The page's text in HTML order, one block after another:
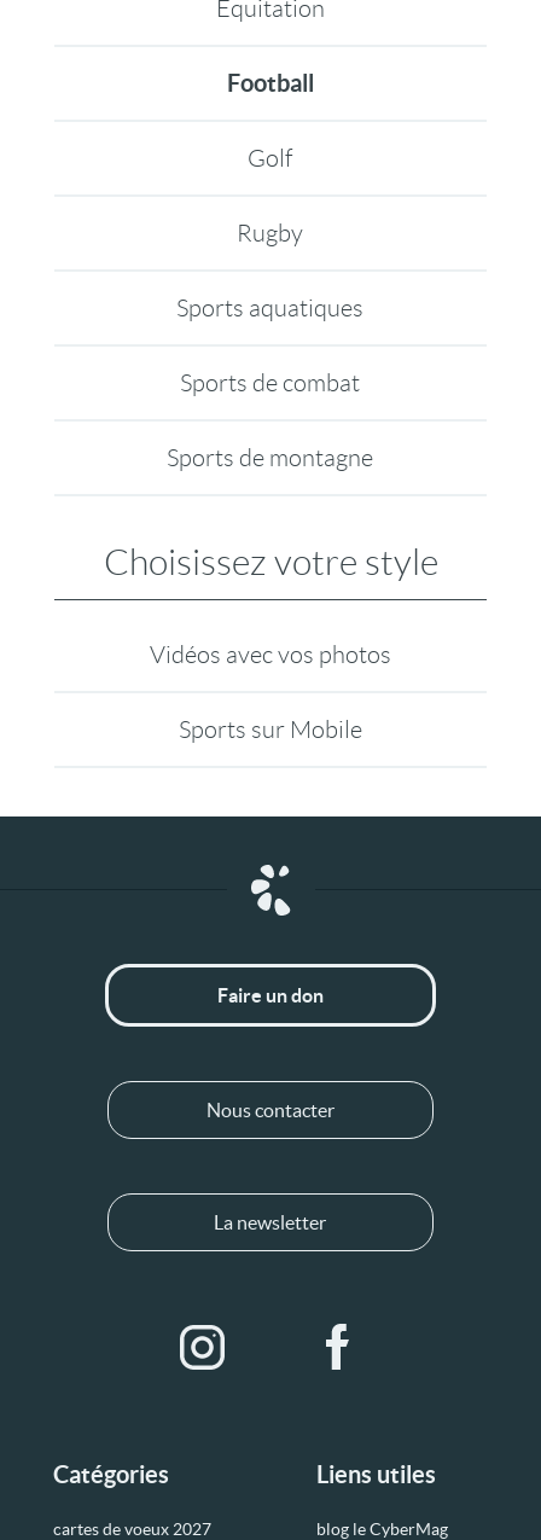
Equitation
Football
Golf
Rugby
Sports aquatiques
Sports de combat
Sports de montagne
Choisissez votre style
Vidéos avec vos photos
Sports sur Mobile
Catégories
cartes de voeux 2027
Liens utiles
blog le CyberMag
Faire un don
Nous contacter
La newsletter